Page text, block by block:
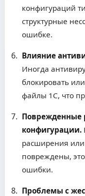
конфигураций
структурные
ошибке.
Влияние
Иногда
блокировать
файлы 1С, что
Поврежденные
конфигурации.
расширения
повреждены,
ошибки.
Проблемы с